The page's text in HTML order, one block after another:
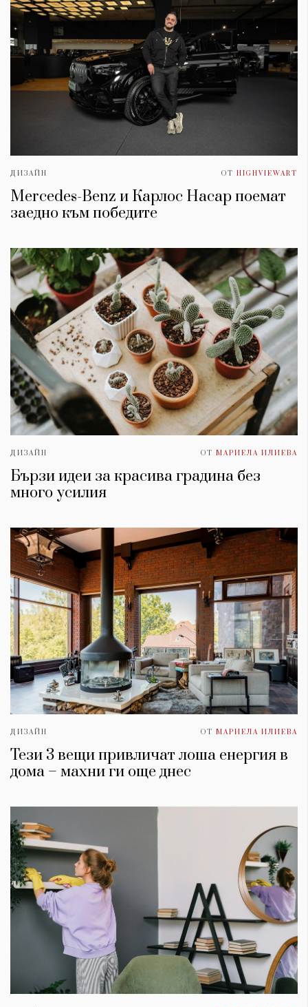
ДИЗАЙН ОТ HIGHVIEWART
Mercedes-Benz и Карлос Насар поемат
заедно към победите
ДИЗАЙН ОТ МАРИЕЛА ИЛИЕВА
Бързи идеи за красива градина без
много усилия
ДИЗАЙН ОТ МАРИЕЛА ИЛИЕВА
Тези 3 вещи привличат лоша енергия в
дома – махни ги още днес